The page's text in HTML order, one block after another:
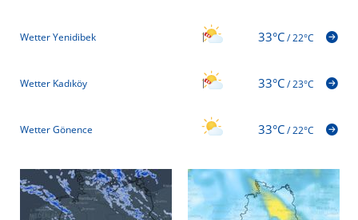
Wetter Yenidibek 33°C/22°C
Wetter Kadıköy 33°C/23°C
Wetter Gönence 33°C/22°C